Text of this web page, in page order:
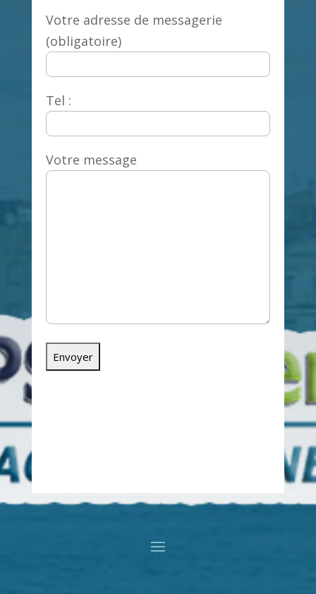
Votre adresse de messagerie
(obligatoire)
Tel :
Votre message